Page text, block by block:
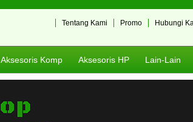
Hubungi
Promo
Tentang Kami
Aksesoris Komp Aksesoris HP Lain-Lain